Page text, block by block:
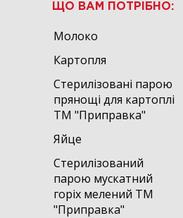
ЩО ВАМ ПОТРІБНО:
Молоко
Картопля
Стерилізовані парою
прянощі для картоплі
ТМ "Приправка"
Яйце
Стерилізований
парою мускатний
горіх мелений ТМ
"Приправка"